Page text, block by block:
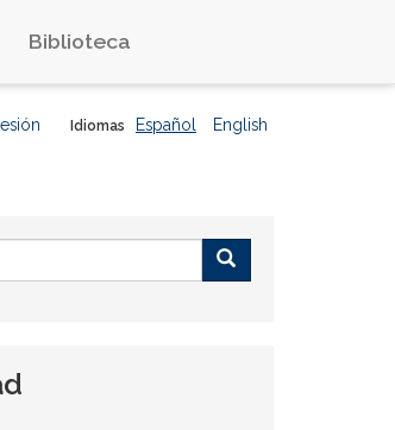
Biblioteca
Idiomas Español English